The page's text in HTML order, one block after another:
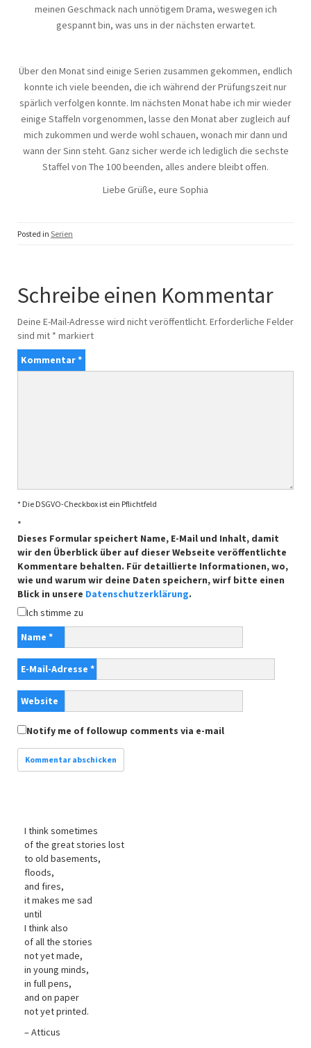
meinen Geschmack nach unnötigem Drama, weswegen ich
gespannt bin, was uns in der nächsten erwartet.
Über den Monat sind einige Serien zusammen gekommen, endlich
konnte ich viele beenden, die ich während der Prüfungszeit nur
spärlich verfolgen konnte. Im nächsten Monat habe ich mir wieder
einige Staffeln vorgenommen, lasse den Monat aber zugleich auf
mich zukommen und werde wohl schauen, wonach mir dann und
wann der Sinn steht. Ganz sicher werde ich lediglich die sechste
Staffel von The 100 beenden, alles andere bleibt offen.
Liebe Grüße, eure Sophia
Posted in Serien
Schreibe einen Kommentar
Deine E-Mail-Adresse wird nicht veröffentlicht. Erforderliche Felder
sind mit * markiert
Kommentar*
* Die DSGVO-Checkbox ist ein Pflichtfeld
*
Dieses Formular speichert Name, E-Mail und Inhalt, damit
wir den Überblick über auf dieser Webseite veröffentlichte
Kommentare behalten. Für detaillierte Informationen, wo,
wie und warum wir deine Daten speichern, wirf bitte einen
Blick in unsere Datenschutzerklärung.
Ich stimme zu
Name *
E-Mail-Adresse *
Website
Notify me of followup comments via e-mail
I think sometimes
of the great stories lost
to old basements,
floods,
and fires,
it makes me sad
until
I think also
of all the stories
not yet made,
in young minds,
in full pens,
and on paper
not yet printed.
– Atticus